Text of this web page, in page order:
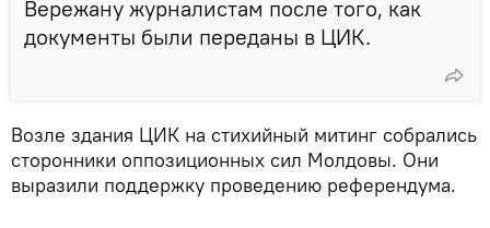
Вережану журналистам после того, как
документы были переданы в ЦИК.
Возле здания ЦИК на стихийный митинг собрались
сторонники оппозиционных сил Молдовы. Они
выразили поддержку проведению референдума.